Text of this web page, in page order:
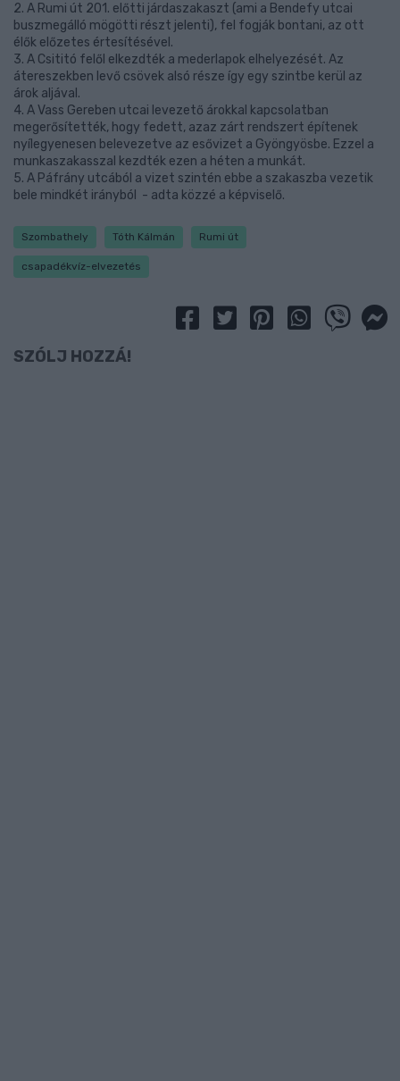
2. A Rumi út 201. előtti járdaszakaszt (ami a Bendefy utcai
buszmegálló mögötti részt jelenti), fel fogják bontani, az ott
élők előzetes értesítésével.
3. A Csititó felől elkezdték a mederlapok elhelyezését. Az
átereszekben levő csövek alsó része így egy szintbe kerül az
árok aljával.
4. A Vass Gereben utcai levezető árokkal kapcsolatban
megerősítették, hogy fedett, azaz zárt rendszert építenek
nyílegyenesen belevezetve az esővizet a Gyöngyösbe. Ezzel a
munkaszakasszal kezdték ezen a héten a munkát.
5. A Páfrány utcából a vizet szintén ebbe a szakaszba vezetik
bele mindkét irányból - adta közzé a képviselő.
Szombathely Tóth Kálmán Rumi út
csapadékvíz-elvezetés
SZÓLJ HOZZÁ!